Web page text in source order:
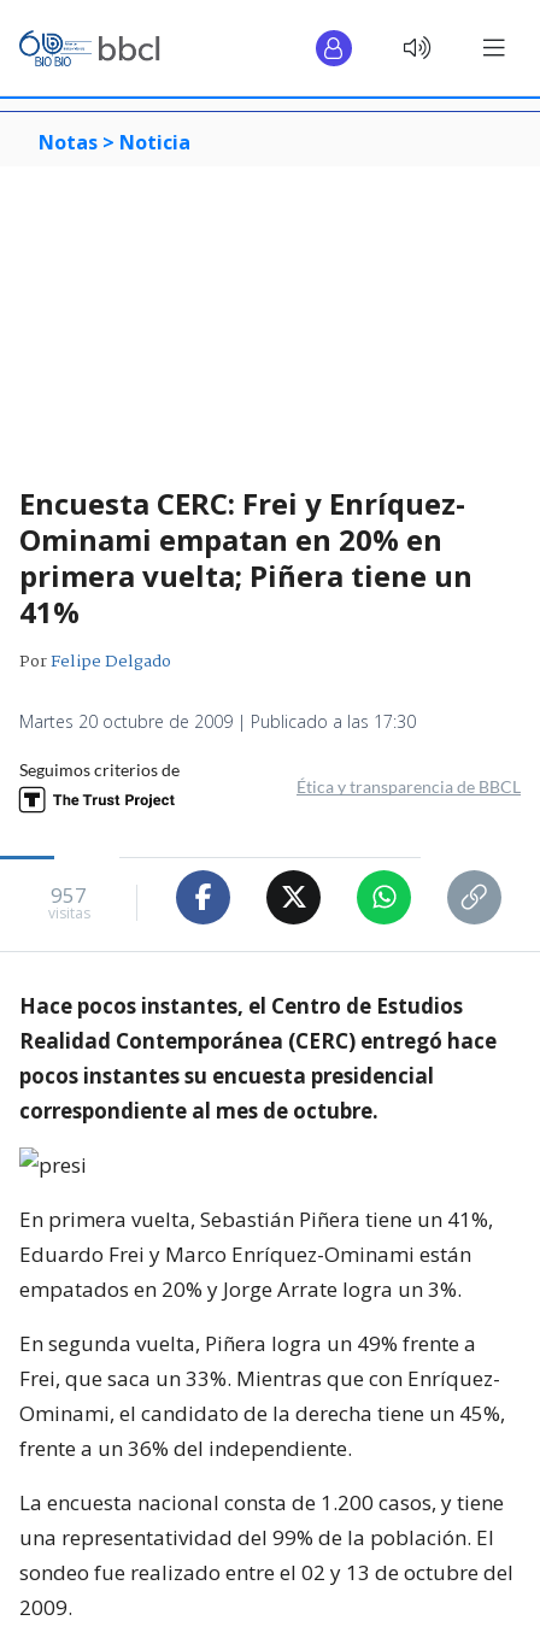
Notas > Noticia
Encuesta CERC: Frei y Enríquez-
Ominami empatan en 20% en
primera vuelta; Piñera tiene un
41%
PorFelipe Delgado
Martes 20 octubre de 2009 | Publicado a las 17:30
Seguimos criterios de
Ética y transparencia de BBCL
957
visitas
Hace pocos instantes, el Centro de Estudios
Realidad Contemporánea (CERC) entregó hace
pocos instantes su encuesta presidencial
correspondiente al mes de octubre.
En primera vuelta, Sebastián Piñera tiene un 41%,
Eduardo Frei y Marco Enríquez-Ominami están
empatados en 20% y Jorge Arrate logra un 3%.
En segunda vuelta, Piñera logra un 49% frente a
Frei, que saca un 33%. Mientras que con Enríquez-
Ominami, el candidato de la derecha tiene un 45%,
frente a un 36% del independiente.
La encuesta nacional consta de 1.200 casos, y tiene
una representatividad del 99% de la población. El
sondeo fue realizado entre el 02 y 13 de octubre del
2009.